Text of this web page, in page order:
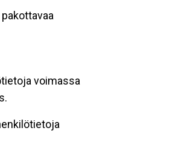
voimassa